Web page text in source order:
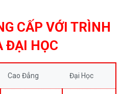
CẤP VỚI TRÌNH
ĐẠI HỌC
Cao Đẳng Đại Học